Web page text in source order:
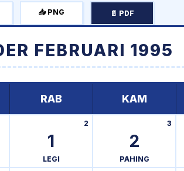
📥 PNG 📄 PDF
FEBRUARI 1995
RAB KAM
1
2
LEGI
2
3
PAHING